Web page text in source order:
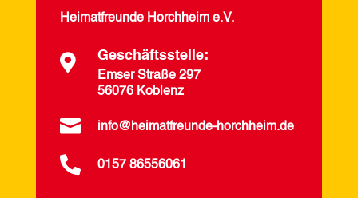
Heimatfreunde Horchheim e.V.
 Geschäftsstelle:
Emser Straße 297
56076 Koblenz
 info@heimatfreunde-horchheim.de
 0157 86556061